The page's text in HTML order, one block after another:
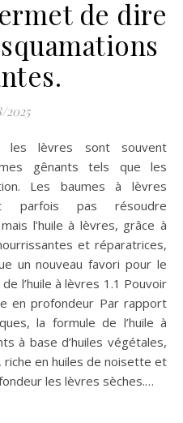
de dire
2025
gênants tels que les
Les baumes à lèvres
parfois pas résoudre
l’huile à lèvres, grâce à
et réparatrices,
un nouveau favori pour le
l’huile à lèvres 1.1 Pouvoir
en profondeur Par rapport
la formule de l’huile à
à base d’huiles végétales,
riche en huiles de noisette et
les lèvres sèches.…